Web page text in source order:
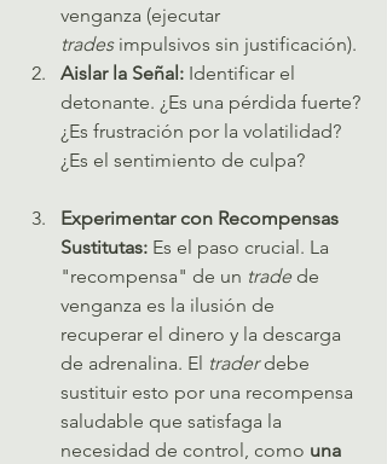
venganza (ejecutar
trades impulsivos sin justificación).
Aislar la Señal: Identificar el
detonante. ¿Es una pérdida fuerte?
¿Es frustración por la volatilidad?
¿Es el sentimiento de culpa?
Experimentar con Recompensas
Sustitutas: Es el paso crucial. La
"recompensa" de un trade de
venganza es la ilusión de
recuperar el dinero y la descarga
de adrenalina. El trader debe
sustituir esto por una recompensa
saludable que satisfaga la
necesidad de control, como una